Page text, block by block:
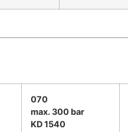
070
max. 300 bar
KD 1540